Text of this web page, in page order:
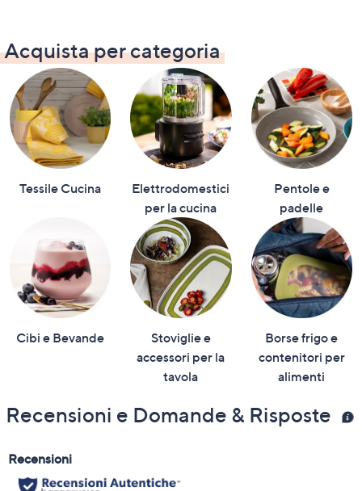
Acquista per categoria
Tessile Cucina
Elettrodomestici
per la cucina
Pentole e
padelle
Cibi e Bevande
Stoviglie e
accessori per la
tavola
Borse frigo e
contenitori per
alimenti
Recensioni e Domande & Risposte